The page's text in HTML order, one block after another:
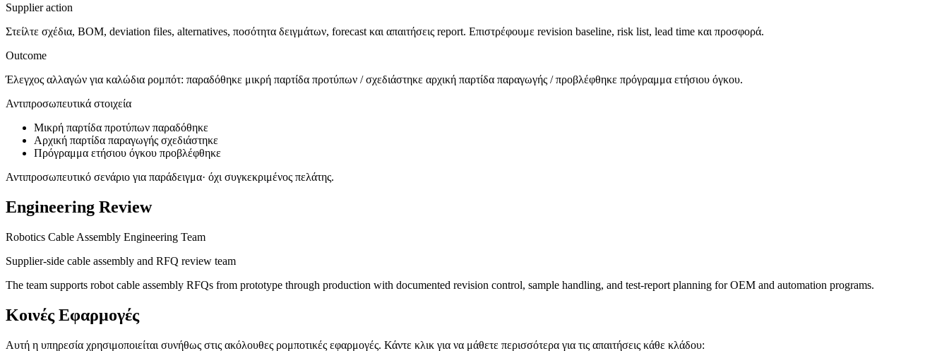
Supplier action
Στείλτε σχέδια, BOM, deviation files, alternatives, ποσότητα δειγμάτων, forecast και απαιτήσεις report. Επιστρέφουμε revision baseline, risk list, lead time και προσφορά.
Outcome
Έλεγχος αλλαγών για καλώδια ρομπότ: παραδόθηκε μικρή παρτίδα προτύπων / σχεδιάστηκε αρχική παρτίδα παραγωγής / προβλέφθηκε πρόγραμμα ετήσιου όγκου.
Αντιπροσωπευτικά στοιχεία
Μικρή παρτίδα προτύπων παραδόθηκε
Αρχική παρτίδα παραγωγής σχεδιάστηκε
Πρόγραμμα ετήσιου όγκου προβλέφθηκε
Αντιπροσωπευτικό σενάριο για παράδειγμα· όχι συγκεκριμένος πελάτης.
Engineering Review
Robotics Cable Assembly Engineering Team
Supplier-side cable assembly and RFQ review team
The team supports robot cable assembly RFQs from prototype through production with documented revision control, sample handling, and test-report planning for OEM and automation programs.
Κοινές Εφαρμογές
Αυτή η υπηρεσία χρησιμοποιείται συνήθως στις ακόλουθες ρομποτικές εφαρμογές. Κάντε κλικ για να μάθετε περισσότερα για τις απαιτήσεις κάθε κλάδου: